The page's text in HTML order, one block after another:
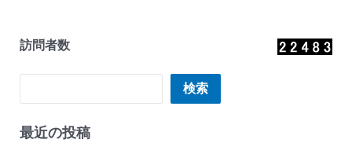
わ
箱
訪問者数
検索
最近の投稿